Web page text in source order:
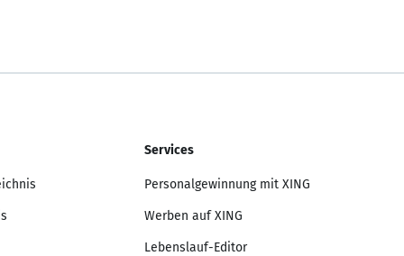
Services
Personalgewinnung mit XING
Werben auf XING
Lebenslauf-Editor